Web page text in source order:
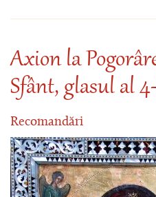
Axion la
Sfânt, glasul al
Recomandări